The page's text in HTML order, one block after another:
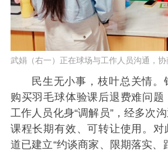
武娟（右一）正在球场与工作人员沟通，协
民生无小事，枝叶总关情。
购买羽毛球体验课后退费难问
工作人员化身“调解员”，经多次
课程长期有效、可转让使用。对
道已建立“约谈商家、限期落实、